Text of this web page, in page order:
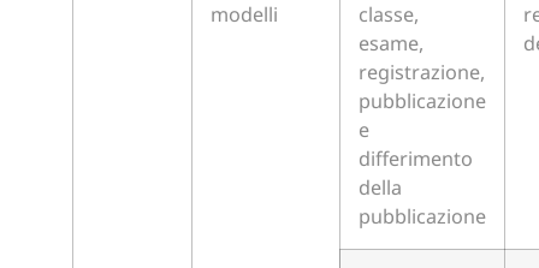
modelli
classe,
esame,
registrazione,
pubblicazione
e
differimento
della
pubblicazione